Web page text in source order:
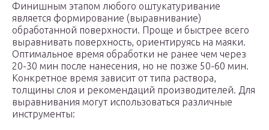
Финишным этапом любого оштукатуривание
является формирование (выравнивание)
обработанной поверхности. Проще и быстрее всего
выравнивать поверхность, ориентируясь на маяки.
Оптимальное время обработки не ранее чем через
20-30 мин после нанесения, но не позже 50-60 мин.
Конкретное время зависит от типа раствора,
толщины слоя и рекомендаций производителей. Для
выравнивания могут использоваться различные
инструменты: